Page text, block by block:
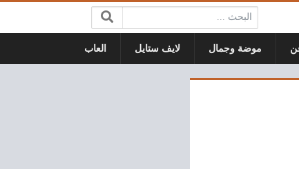
البحث:
موضة وجمال لايف ستايل العاب